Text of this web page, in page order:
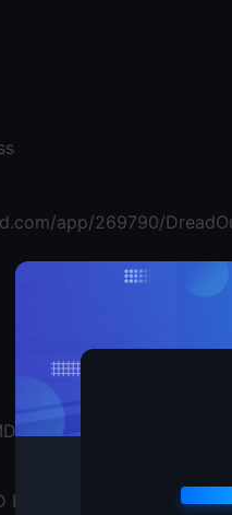
app/269790/
Dual-Core Athlon 2.5 GHz
Radeon HD 3830 or Intel